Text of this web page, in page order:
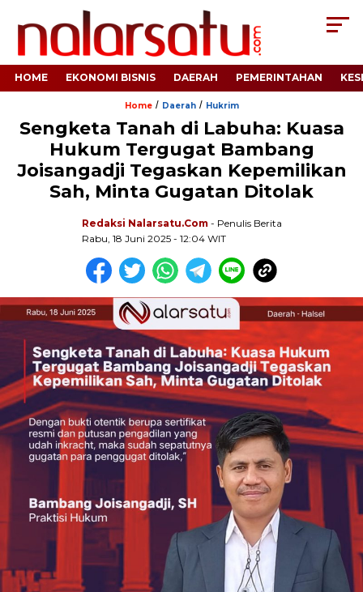
HOME EKONOMI BISNIS DAERAH PEMERINTAHAN
Home/ Daerah/ Hukrim
Sengketa Tanah di Labuha: Kuasa
Hukum Tergugat Bambang
Joisangadji Tegaskan Kepemilikan
Sah, Minta Gugatan Ditolak
Redaksi Nalarsatu.com - Penulis Berita
Rabu, 18 Juni 2025 - 12:04 WIT